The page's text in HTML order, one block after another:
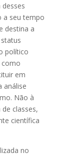
a seu tempo
destina a
político
como
em
análise
Não à
classes,
científica
no